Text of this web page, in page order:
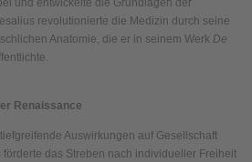
und entwickelte die Grundlagen der
revolutionierte die Medizin durch seine
Anatomie, die er in seinem Werk De
Renaissance
Auswirkungen auf Gesellschaft
das Streben nach individueller Freiheit